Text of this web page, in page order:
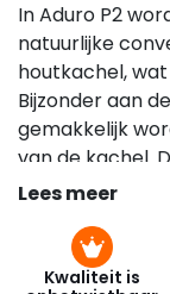
In Aduro P2
natuurlijke
houtkachel,
Bijzonder aan
gemakkelijk
van de kachel.
gemakkelijk
externe
van buitenaf
Lees meer
Kwaliteit is